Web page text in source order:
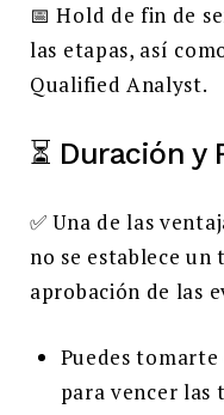
📅 Hold de fin de
las etapas, así
Qualified Analyst.
⏳ Duración y
✅ Una de las
no se establece
aprobación de las
Puedes
para vencer las